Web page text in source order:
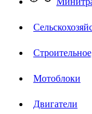
Мотоблоки
Двигатели